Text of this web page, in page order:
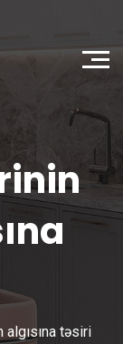
algısına təsiri